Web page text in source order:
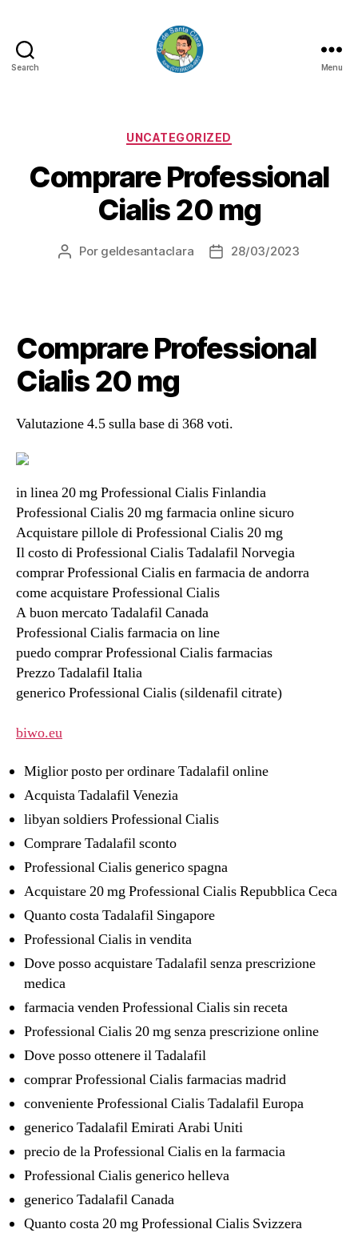
Search
CLARA
Menu
Categorias
UNCATEGORIZED
Comprare Professional
Cialis 20 mg
Autor
Por geldesantaclara
Data28/03/2023
Comprare Professional
Cialis 20 mg
Valutazione4.5sulla base di368voti.
in linea 20 mg Professional Cialis Finlandia
Professional Cialis 20 mg farmacia online sicuro
Acquistare pillole di Professional Cialis 20 mg
Il costo di Professional Cialis Tadalafil Norvegia
comprar Professional Cialis en farmacia de andorra
come acquistare Professional Cialis
A buon mercato Tadalafil Canada
Professional Cialis farmacia on line
puedo comprar Professional Cialis farmacias
Prezzo Tadalafil Italia
generico Professional Cialis (sildenafil citrate)
biwo.eu
Miglior posto per ordinare Tadalafil online
Acquista Tadalafil Venezia
libyan soldiers Professional Cialis
Comprare Tadalafil sconto
Professional Cialis generico spagna
Acquistare 20 mg Professional Cialis Repubblica Ceca
Quanto costa Tadalafil Singapore
Professional Cialis in vendita
Dove posso acquistare Tadalafil senza prescrizione
medica
farmacia venden Professional Cialis sin receta
Professional Cialis 20 mg senza prescrizione online
Dove posso ottenere il Tadalafil
comprar Professional Cialis farmacias madrid
conveniente Professional Cialis Tadalafil Europa
generico Tadalafil Emirati Arabi Uniti
precio de la Professional Cialis en la farmacia
Professional Cialis generico helleva
generico Tadalafil Canada
Quanto costa 20 mg Professional Cialis Svizzera